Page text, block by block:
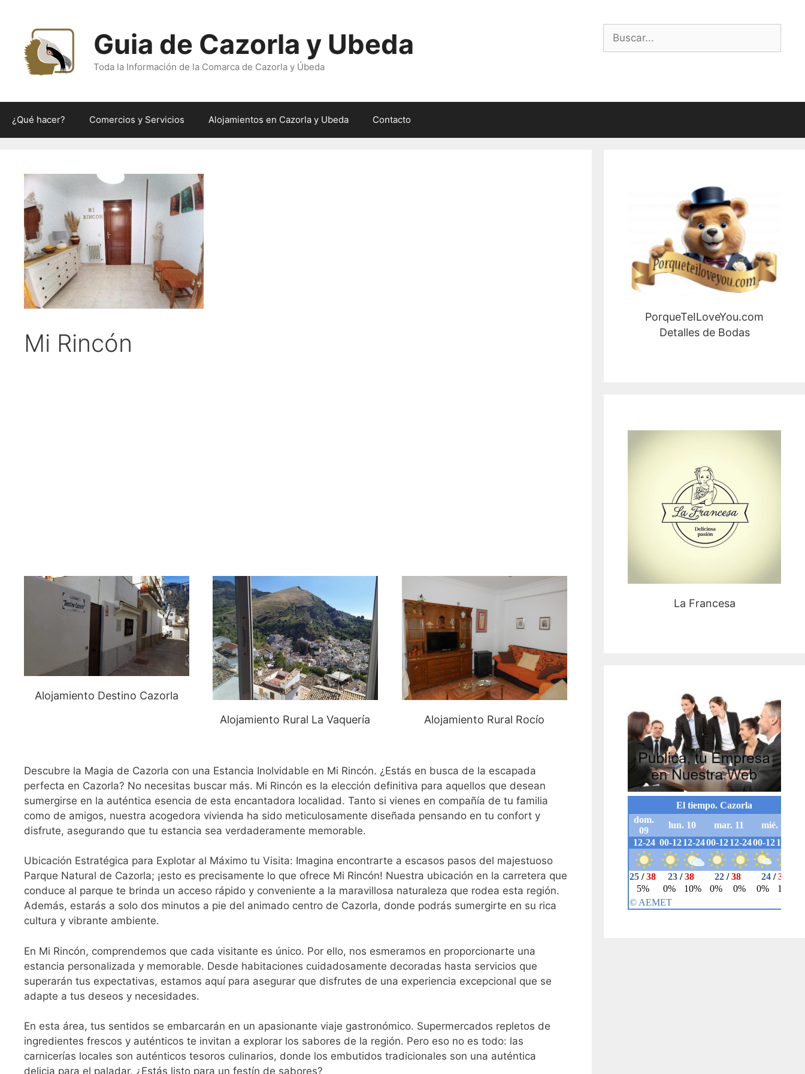
contenido
Buscar:
Guia de Cazorla y Ubeda
Toda la Información de la Comarca de Cazorla y Úbeda
¿Qué hacer? Comercios y Servicios Alojamientos en Cazorla y Ubeda Contacto
Mi Rincón
Alojamiento Destino Cazorla
Alojamiento Rural La Vaquería
Alojamiento Rural Rocío
Descubre la Magia de Cazorla con una Estancia Inolvidable en Mi Rincón. ¿Estás en busca de la escapada
perfecta en Cazorla? No necesitas buscar más. Mi Rincón es la elección definitiva para aquellos que desean
sumergirse en la auténtica esencia de esta encantadora localidad. Tanto si vienes en compañía de tu familia
como de amigos, nuestra acogedora vivienda ha sido meticulosamente diseñada pensando en tu confort y
disfrute, asegurando que tu estancia sea verdaderamente memorable.
Ubicación Estratégica para Explotar al Máximo tu Visita: Imagina encontrarte a escasos pasos del majestuoso
Parque Natural de Cazorla; ¡esto es precisamente lo que ofrece Mi Rincón! Nuestra ubicación en la carretera que
conduce al parque te brinda un acceso rápido y conveniente a la maravillosa naturaleza que rodea esta región.
Además, estarás a solo dos minutos a pie del animado centro de Cazorla, donde podrás sumergirte en su rica
cultura y vibrante ambiente.
En Mi Rincón, comprendemos que cada visitante es único. Por ello, nos esmeramos en proporcionarte una
estancia personalizada y memorable. Desde habitaciones cuidadosamente decoradas hasta servicios que
superarán tus expectativas, estamos aquí para asegurar que disfrutes de una experiencia excepcional que se
adapte a tus deseos y necesidades.
En esta área, tus sentidos se embarcarán en un apasionante viaje gastronómico. Supermercados repletos de
ingredientes frescos y auténticos te invitan a explorar los sabores de la región. Pero eso no es todo: las
carnicerías locales son auténticos tesoros culinarios, donde los embutidos tradicionales son una auténtica
delicia para el paladar. ¿Estás listo para un festín de sabores?
PorqueTeILoveYou.com
Detalles de Bodas
La Francesa